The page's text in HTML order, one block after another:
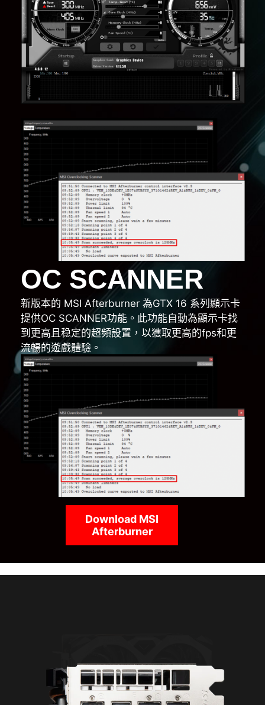
OC SCANNER
新版本的 MSI Afterburner 為GTX 16 系列顯示卡
提供OC SCANNER功能。此功能自動為顯示卡找
到更高且稳定的超頻設置，以獲取更高的fps和更
流暢的遊戲體驗。
Download MSI
Afterburner